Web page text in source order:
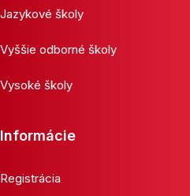
Jazykové školy
Vyššie odborné školy
Vysoké školy
Informácie
Registrácia